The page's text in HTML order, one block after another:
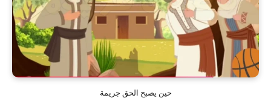
حين يصبح الحق جريمة